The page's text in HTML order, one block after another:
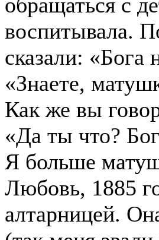
воспитывала.
сказали:
«Знаете,
Как же вы
«Да ты что?
Я больше
Любовь, 1885
алтарницей.